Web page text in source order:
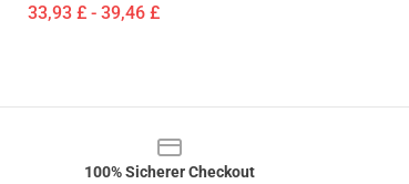
33,93 £ - 39,46 £
100% Sicherer Checkout